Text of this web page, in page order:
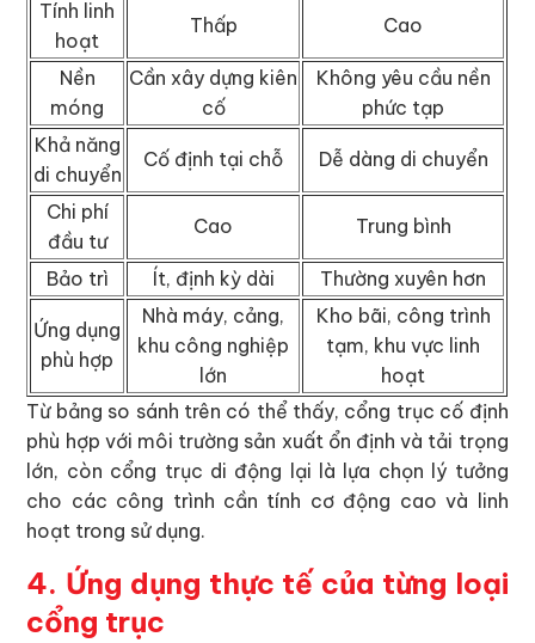
Tính linh
hoạt
Thấp Cao
Nền
móng
Cần xây dựng kiên
cố
Không yêu cầu nền
phức tạp
Khả năng
di chuyển
Cố định tại chỗ Dễ dàng di chuyển
Chi phí
đầu tư
Cao Trung bình
Bảo trì Ít, định kỳ dài Thường xuyên hơn
Ứng dụng
phù hợp
Nhà máy, cảng,
khu công nghiệp
lớn
Kho bãi, công trình
tạm, khu vực linh
hoạt
Từ bảng so sánh trên có thể thấy, cổng trục cố định
phù hợp với môi trường sản xuất ổn định và tải trọng
lớn, còn cổng trục di động lại là lựa chọn lý tưởng
cho các công trình cần tính cơ động cao và linh
hoạt trong sử dụng.
4. Ứng dụng thực tế của từng loại
cổng trục